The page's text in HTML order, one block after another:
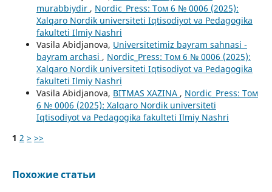
murabbiydir , Nordic_Press: Том 6 № 0006 (2025):
Xalqaro Nordik universiteti Iqtisodiyot va Pedagogika
fakulteti Ilmiy Nashri
Vasila Abidjanova, Universitetimiz bayram sahnasi -
bayram archasi , Nordic_Press: Том 6 № 0006 (2025):
Xalqaro Nordik universiteti Iqtisodiyot va Pedagogika
fakulteti Ilmiy Nashri
Vasila Abidjanova, BITMAS XAZINA , Nordic_Press: Том
6 № 0006 (2025): Xalqaro Nordik universiteti
Iqtisodiyot va Pedagogika fakulteti Ilmiy Nashri
1 2 > >>
Похожие статьи